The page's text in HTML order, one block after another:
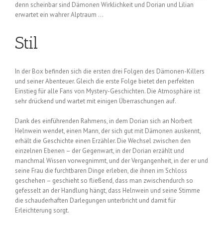
denn scheinbar sind Dämonen Wirklichkeit und Dorian und Lilian
erwartet ein wahrer Alptraum …
Stil
In der Box befinden sich die ersten drei Folgen des Dämonen-Killers
und seiner Abenteuer. Gleich die erste Folge bietet den perfekten
Einstieg für alle Fans von Mystery-Geschichten. Die Atmosphäre ist
sehr drückend und wartet mit einigen Überraschungen auf.
Dank des einführenden Rahmens, in dem Dorian sich an Norbert
Helnwein wendet, einen Mann, der sich gut mit Dämonen auskennt,
erhält die Geschichte einen Erzähler. Die Wechsel zwischen den
einzelnen Ebenen – der Gegenwart, in der Dorian erzählt und
manchmal Wissen vorwegnimmt, und der Vergangenheit, in der er und
seine Frau die furchtbaren Dinge erleben, die ihnen im Schloss
geschehen – geschieht so fließend, dass man zwischendurch so
gefesselt an der Handlung hängt, dass Helnwein und seine Stimme
die schauderhaften Darlegungen unterbricht und damit für
Erleichterung sorgt.